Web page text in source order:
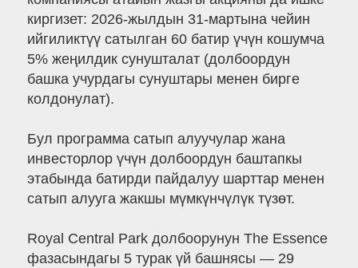
киргизет: 2026-жылдын 31-мартына чейин
ийгиликтүү сатылган 60 батир үчүн кошумча
5% жеңилдик сунушталат (долбоордун
башка учурдагы сунуштары менен бирге
колдонулат).
Бул программа сатып алуучулар жана
инвесторлор үчүн долбоордун баштапкы
этабында батирди пайдалуу шарттар менен
сатып алууга жакшы мүмкүнчүлүк түзөт.
Royal Central Park долбоорунун The Essence
фазасындагы 5 турак үй башнясы — 29